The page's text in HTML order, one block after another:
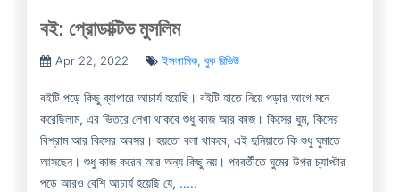
বই: প্রোডাক্টিভ মুসলিম
Apr 22, 2022 ইসলামিক, বুক রিভিউ
বইটি পড়ে কিছু ব্যাপারে আচার্য হয়েছি। বইটি হাতে নিয়ে পড়ার আগে মনে
করেছিলাম, এর ভিতরে লেখা থাকবে শুধু কাজ আর কাজ। কিসের ঘুম, কিসের
বিশ্রাম আর কিসের অবসর। হয়তো বলা থাকবে, এই দুনিয়াতে কি শুধু ঘুমাতে
আসছেন। শুধু কাজ করেন আর অন্য কিছু নয়। পরবর্তীতে ঘুমের উপর চ্যাপ্টার
পড়ে আরও বেশি আচার্য হয়েছি যে, .....